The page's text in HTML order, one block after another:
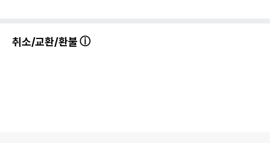
취소/교환/환불